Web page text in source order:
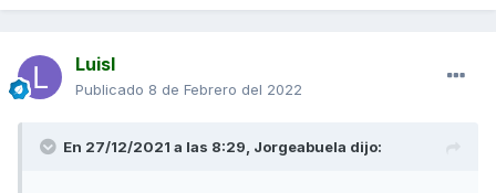
Luisl
Publicado 8 de Febrero del 2022
En 27/12/2021 a las 8:29, Jorgeabuela dijo: